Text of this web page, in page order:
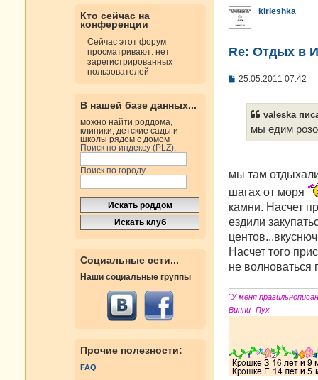
Кто сейчас на
конференции
Сейчас этот форум
просматривают: нет
зарегистрированных
пользователей
В нашей базе данных...
можно найти роддома,
клиники, детские сады и
школы рядом с домом
Поиск по индексу (PLZ):
Поиск по городу
Социальные сети...
Наши социальные группы
Прочие полезности:
FAQ
kirieshka
Re: Отдых в
С
25.05.2011 07:42
valeska
мы едим
мы там
шагах от моря
камни. Насчет
ездили
Насчет того
не волноваться
"У меня
Винни -Пух